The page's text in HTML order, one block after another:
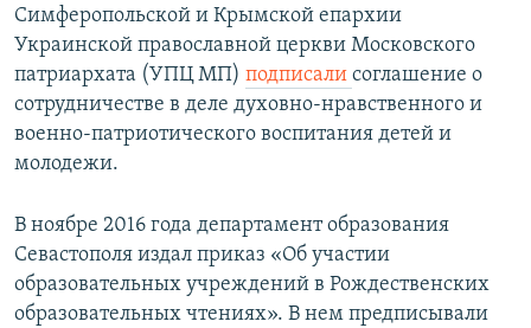
Симферопольской и Крымской епархии
Украинской православной церкви Московского
патриархата (УПЦ МП) подписали соглашение о
сотрудничестве в деле духовно-нравственного и
военно-патриотического воспитания детей и
молодежи.
В ноябре 2016 года департамент образования
Севастополя издал приказ «Об участии
образовательных учреждений в Рождественских
образовательных чтениях». В нем предписывали